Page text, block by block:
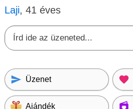
Laji, 41 éves
Üzenet
Ajándék